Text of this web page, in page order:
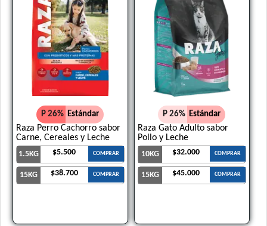
P 26% Estándar
Raza Perro Cachorro sabor
Carne, Cereales y Leche
1.5KG $5.500 COMPRAR
15KG $38.700 COMPRAR
P 26% Estándar
Raza Gato Adulto sabor
Pollo y Leche
10KG $32.000 COMPRAR
15KG $45.000 COMPRAR